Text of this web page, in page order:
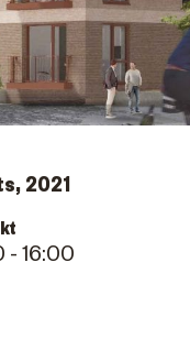
2021
- 16:00